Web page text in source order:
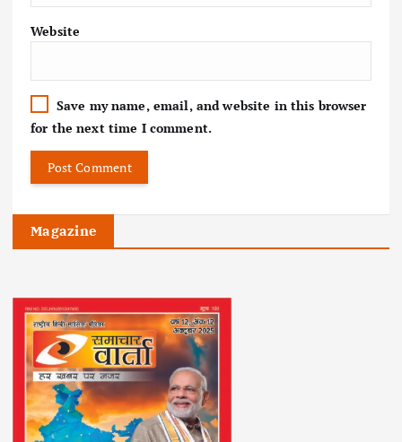
Website
Save my name, email, and website in this browser
for the next time I comment.
Magazine